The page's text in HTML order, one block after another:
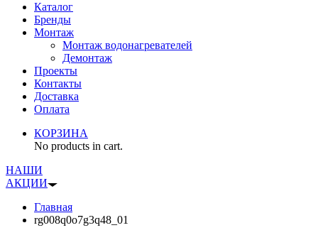
Каталог
Бренды
Монтаж
Монтаж водонагревателей
Демонтаж
Проекты
Контакты
Доставка
Оплата
КОРЗИНА
No products in cart.
НАШИ
АКЦИИ
Главная
rg008q0o7g3q48_01